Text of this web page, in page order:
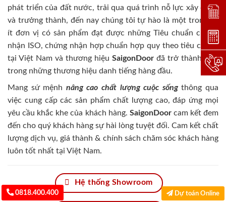
phát triển của đất nước, trải qua quá trình nỗ lực xây dựng
và trưởng thành, đến nay chúng tôi tự hào là một trong số
ít đơn vị có sản phẩm đạt được những Tiêu chuẩn chứng
nhận ISO, chứng nhận hợp chuẩn hợp quy theo tiêu chuẩn
tại Việt Nam và thương hiệu SaigonDoor đã trở thành một
trong những thương hiệu danh tiếng hàng đầu.
Mang sứ mệnh nâng cao chất lượng cuộc sốngthông qua
việc cung cấp các sản phẩm chất lượng cao, đáp ứng mọi
yêu cầu khắc khe của khách hàng. SaigonDoorcam kết đem
đến cho quý khách hàng sự hài lòng tuyệt đối. Cam kết chất
lượng dịch vụ, giá thành & chính sách chăm sóc khách hàng
luôn tốt nhất tại Việt Nam.
Hệ thống Showroom
0818.400.400
Dự toán Online
Đặt
Dự